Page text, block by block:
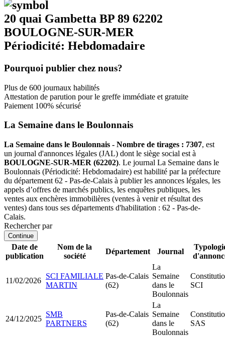
20 quai Gambetta BP 89 62202
BOULOGNE-SUR-MER
Périodicité: Hebdomadaire
Pourquoi publier chez nous?
Plus de 600 journaux habilités
Attestation de parution pour le greffe immédiate et gratuite
Paiement 100% sécurisé
La Semaine dans le Boulonnais
La Semaine dans le Boulonnais - Nombre de tirages : 7307, est
un journal d'annonces légales (JAL) dont le siège social est à
BOULOGNE-SUR-MER (62202). Le journal La Semaine dans le
Boulonnais (Périodicité: Hebdomadaire) est habilité par la préfecture
du département 62 - Pas-de-Calais à publier les annonces légales, les
appels d’offres de marchés publics, les enquêtes publiques, les
ventes aux enchères immobilières (ventes à venir et résultat des
ventes) dans tous ses départements d'habilitation : 62 - Pas-de-
Calais.
Rechercher par
Continue
Date de
publication
Nom de la
société
Département Journal
11/02/2026
SCI FAMILIALE
MARTIN
Pas-de-Calais
(62)
La
Semaine
dans le
Boulonnais
SCI
24/12/2025
SMB
PARTNERS
Pas-de-Calais
(62)
La
Semaine
dans le
Boulonnais
SAS